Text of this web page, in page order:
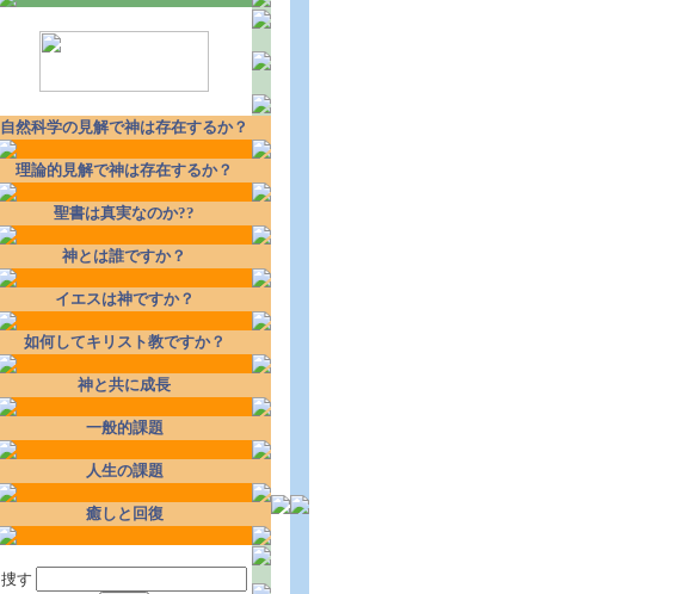
自然科学の見解で神は存在するか？
理論的見解で神は存在するか？
聖書は真実なのか??
神とは誰ですか？
イエスは神ですか？
如何してキリスト教ですか？
神と共に成長
一般的課題
人生の課題
癒しと回復
捜す